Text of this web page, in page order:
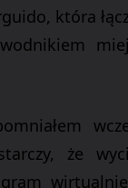
, która
że